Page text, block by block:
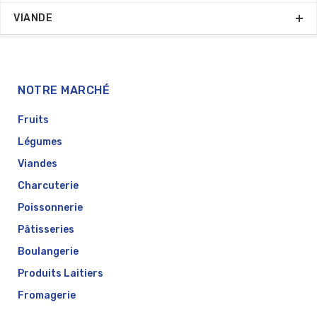
VIANDE
NOTRE MARCHÉ
Fruits
Légumes
Viandes
Charcuterie
Poissonnerie
Pâtisseries
Boulangerie
Produits Laitiers
Fromagerie